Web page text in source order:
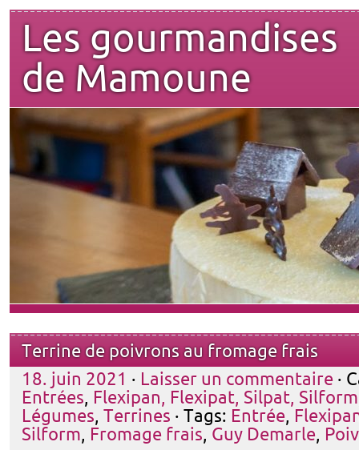
Les gourmandises
de Mamoune
Terrine de poivrons au fromage frais
18. juin 2021 · Laisser un commentaire ·
Entrées, Flexipan, Flexipat, Silpat, Silform
Légumes, Terrines · Tags: Entrée,
Silform, Fromage frais, Guy Demarle,